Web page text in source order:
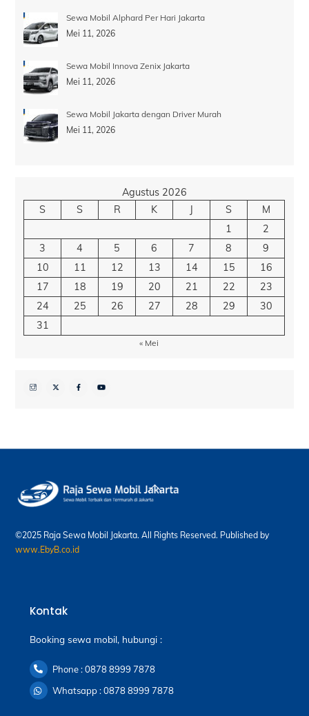
Sewa Mobil Alphard Per Hari Jakarta
Mei 11, 2026
Sewa Mobil Innova Zenix Jakarta
Mei 11, 2026
Sewa Mobil Jakarta dengan Driver Murah
Mei 11, 2026
Agustus 2026
S
S R K S
M
1
2
3
4 5 6 7 8
9
10
11 12 13 14 15
16
17
18 19 20 21 22
23
24
25 26 27 28 29
30
31
« Mei
Back
©2025 Raja Sewa Mobil Jakarta. All Rights Reserved. Published by
www.EbyB.co.id
Kontak
Booking sewa mobil, hubungi :
Phone : 0878 8999 7878
Whatsapp : 0878 8999 7878